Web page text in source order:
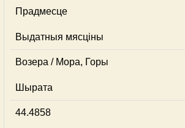
Прадмесце
Выдатныя мясціны
Возера / Мора, Горы
Шырата
44.4858